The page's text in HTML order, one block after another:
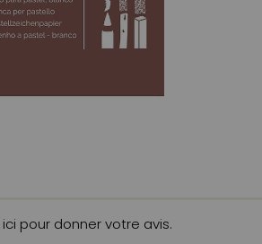
ici pour donner votre avis.